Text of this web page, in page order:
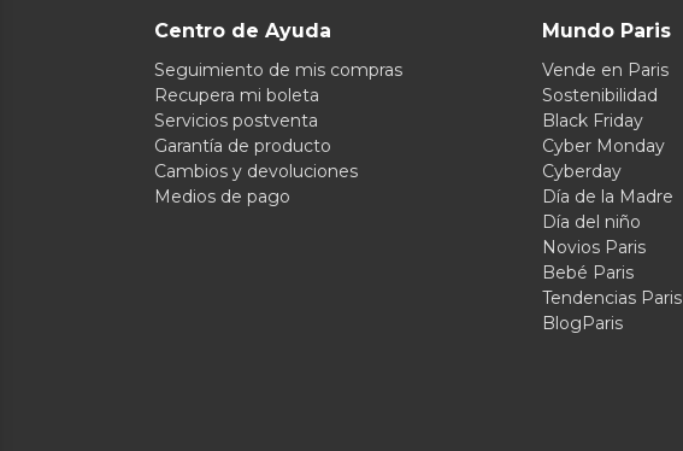
Centro de Ayuda
Seguimiento de mis compras
Recupera mi boleta
Servicios postventa
Garantía de producto
Cambios y devoluciones
Medios de pago
Mundo Paris
Vende en Paris
Sostenibilidad
Black Friday
Cyber Monday
Cyberday
Día de la Madre
Día del niño
Novios Paris
Bebé Paris
Tendencias Paris
BlogParis